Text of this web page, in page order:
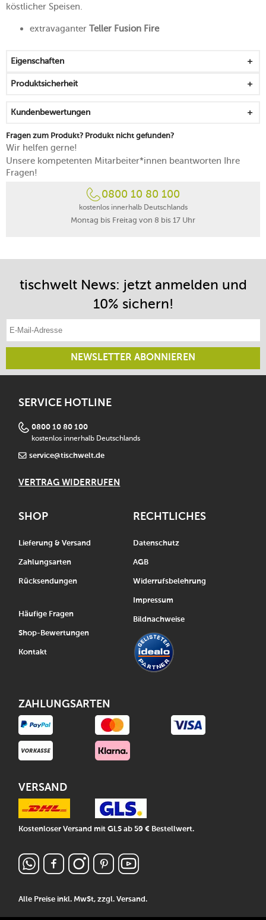
köstlicher Speisen.
extravaganter Teller Fusion Fire
Eigenschaften
Produktsicherheit
Kundenbewertungen
Fragen zum Produkt? Produkt nicht gefunden?
Wir helfen gerne!
Unsere kompetenten Mitarbeiter*innen beantworten Ihre
Fragen!
0800 10 80 100
kostenlos innerhalb Deutschlands
Montag bis Freitag von 8 bis 17 Uhr
tischwelt News: jetzt anmelden und
10% sichern!
NEWSLETTER ABONNIEREN
SERVICE HOTLINE
0800 10 80 100
kostenlos innerhalb Deutschlands
service@tischwelt.de
VERTRAG WIDERRUFEN
SHOP
Lieferung & Versand
Zahlungsarten
Rücksendungen
Häufige Fragen
Shop-Bewertungen
Kontakt
Alle Preise inkl. MwSt, zzgl.Versand.
RECHTLICHES
Datenschutz
AGB
Widerrufsbelehrung
Impressum
Bildnachweise
ZAHLUNGSARTEN
VERSAND
Kostenloser Versand mit GLS ab 59 € Bestellwert.